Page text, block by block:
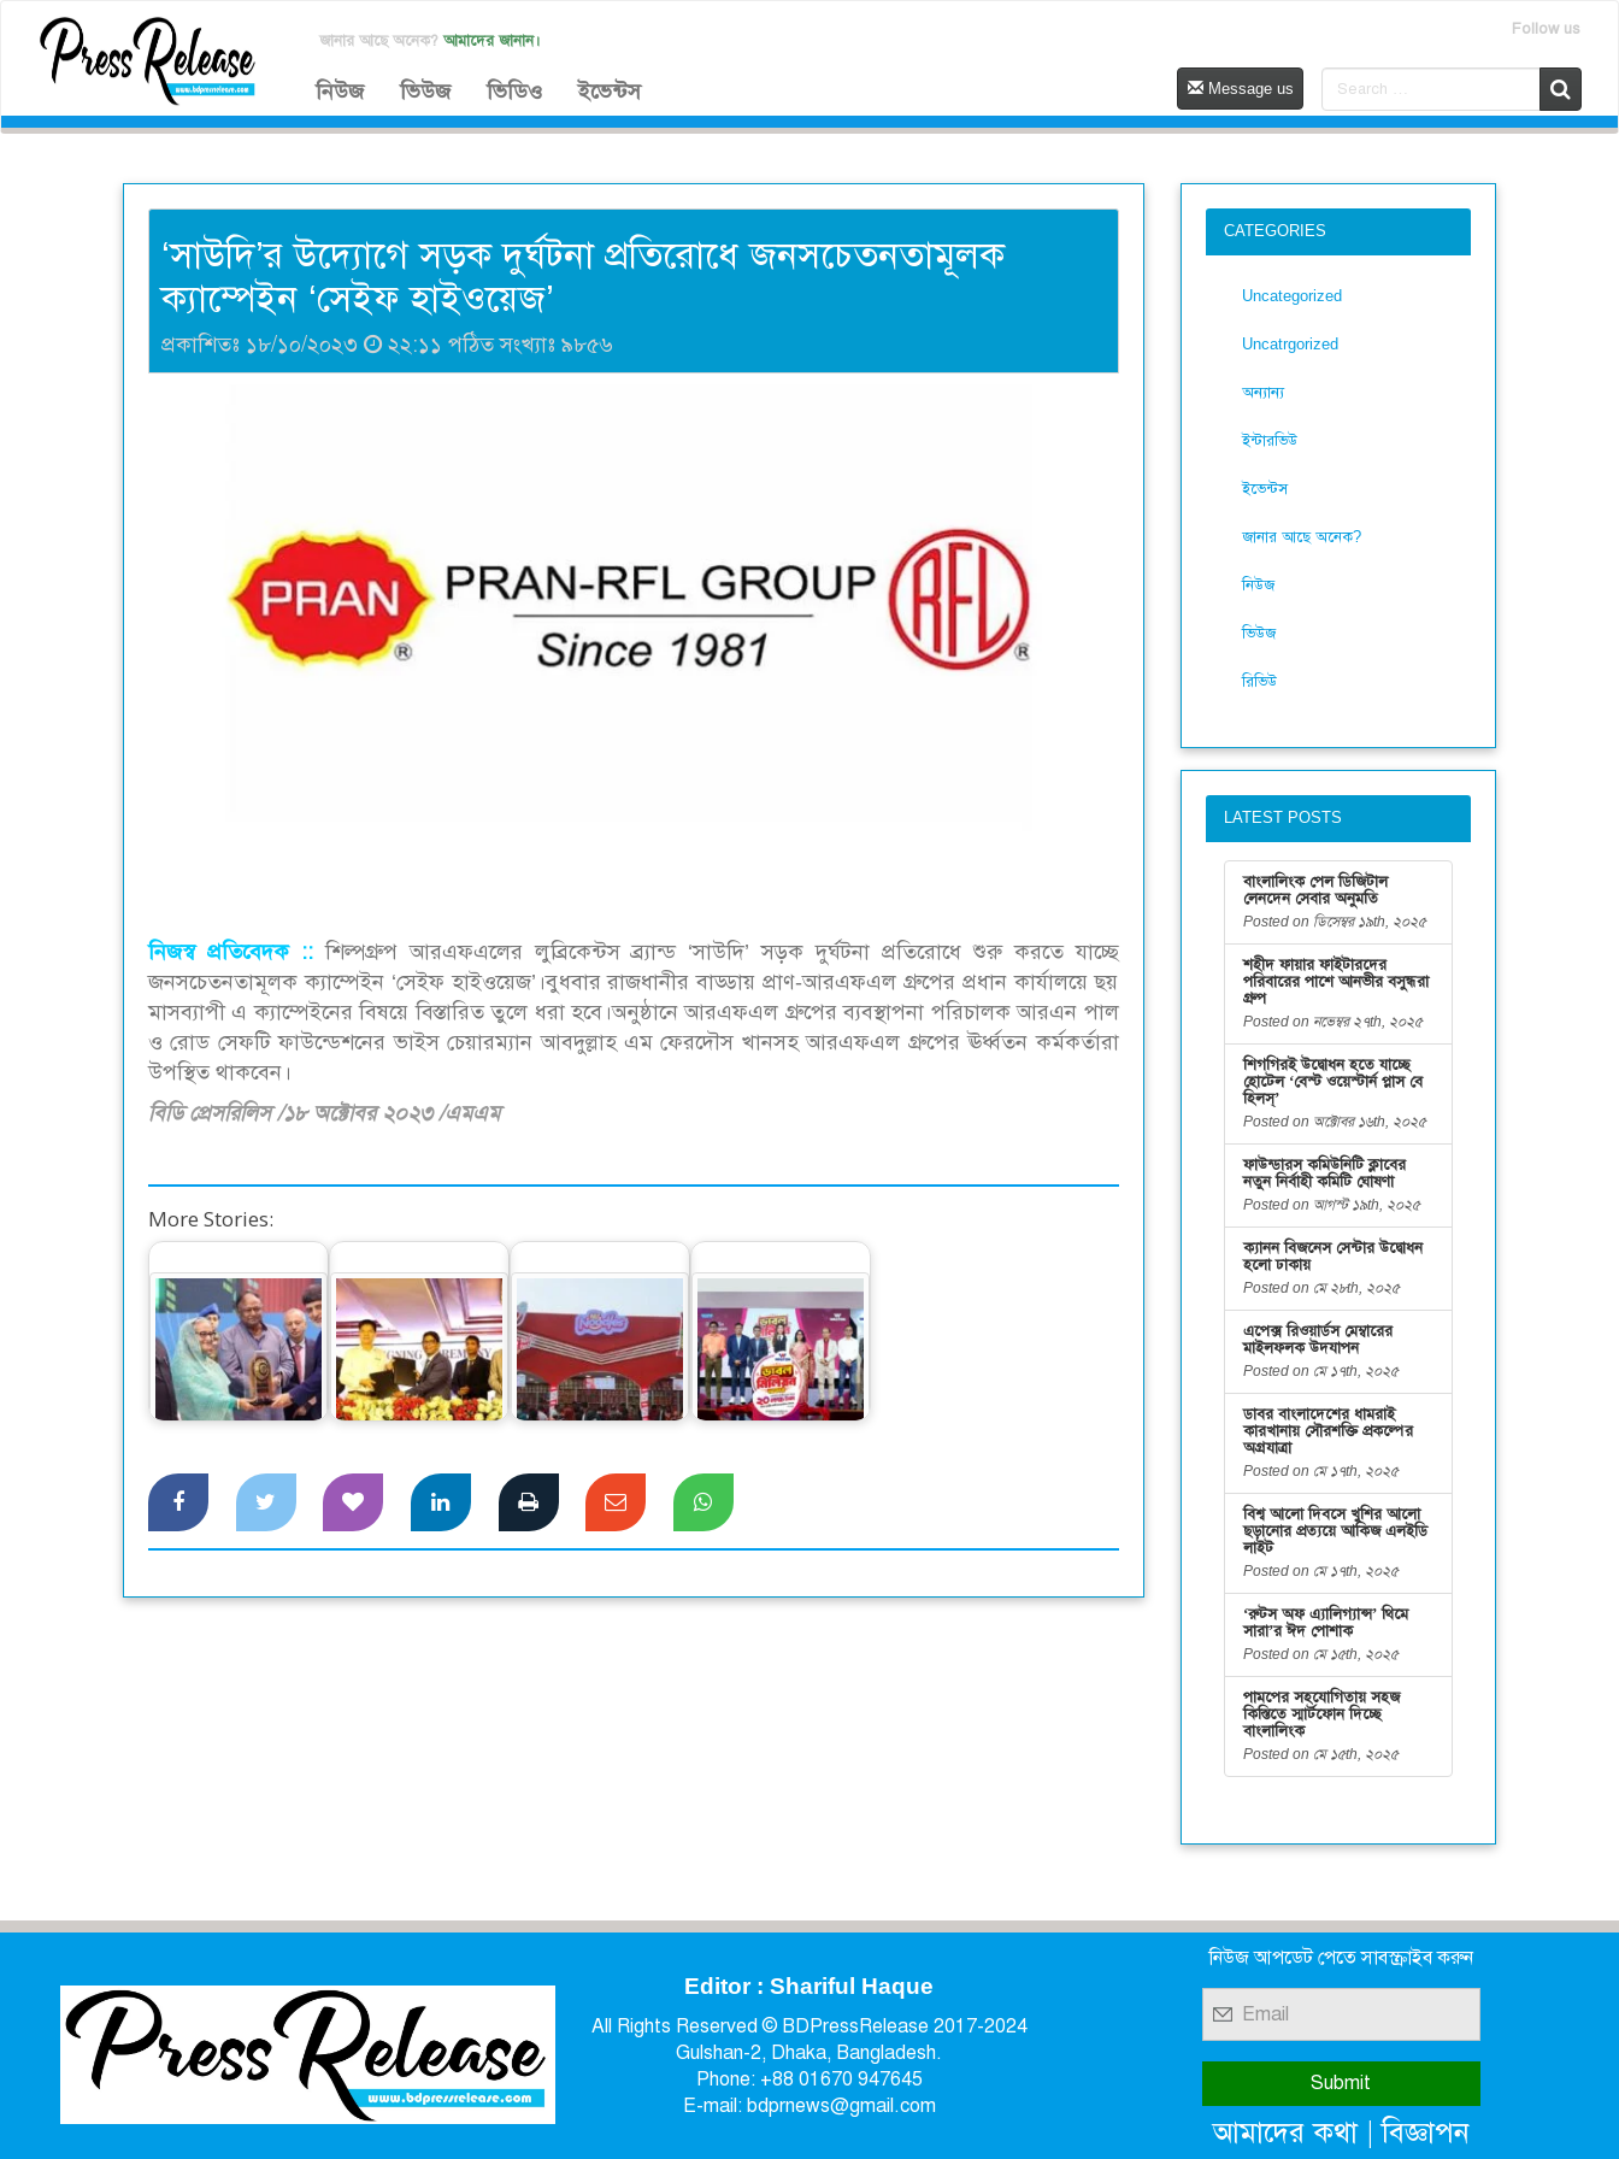
জানার আছে অনেক? আমাদের জানান।
Follow us
নিউজ ভিউজ ভিডিও ইভেন্টস Message us
‘সাউদি’র উদ্যোগে সড়ক দুর্ঘটনা প্রতিরোধে জনসচেতনতামূলক
ক্যাম্পেইন ‘সেইফ হাইওয়েজ’
প্রকাশিতঃ ১৮/১০/২০২৩ ২২:১১ পঠিত সংখ্যাঃ ৯৮৫৬
নিজস্ব প্রতিবেদক :: শিল্পগ্রুপ আরএফএলের লুব্রিকেন্টস ব্র্যান্ড ‘সাউদি’ সড়ক দুর্ঘটনা প্রতিরোধে শুরু করতে যাচ্ছে
জনসচেতনতামূলক ক্যাম্পেইন ‘সেইফ হাইওয়েজ’।বুধবার রাজধানীর বাড্ডায় প্রাণ-আরএফএল গ্রুপের প্রধান কার্যালয়ে ছয়
মাসব্যাপী এ ক্যাম্পেইনের বিষয়ে বিস্তারিত তুলে ধরা হবে।অনুষ্ঠানে আরএফএল গ্রুপের ব্যবস্থাপনা পরিচালক আরএন পাল
ও রোড সেফটি ফাউন্ডেশনের ভাইস চেয়ারম্যান আবদুল্লাহ এম ফেরদৌস খানসহ আরএফএল গ্রুপের ঊর্ধ্বতন কর্মকর্তারা
উপস্থিত থাকবেন।
বিডি প্রেসরিলিস /১৮ অক্টোবর ২০২৩ /এমএম
More Stories:
তিন স্বর্ণসহ সাতটি রপ্তানি
পদক পেল প্রাণ-
আরএফএল
চীনের হাইতিয়ান গ্রুপের
সঙ্গে আরএফএল-এর
চুক্তি
খাদ্যপণ্যের বিশাল
সমাহার নিয়ে বাণিজ্য
মেলায় প্রাণ
ওয়ালটন পণ্য কিনে ২০
লাখ টাকা পাওয়ার
সুযোগ
CATEGORIES
Uncategorized
Uncatrgorized
অন্যান্য
ইন্টারভিউ
ইভেন্টস
জানার আছে অনেক?
নিউজ
ভিউজ
রিভিউ
LATEST POSTS
বাংলালিংক পেল ডিজিটাল
লেনদেন সেবার অনুমতি
Posted on ডিসেম্বর ১৯th, ২০২৫
শহীদ ফায়ার ফাইটারদের
পরিবারের পাশে আনভীর বসুন্ধরা
গ্রুপ
Posted on নভেম্বর ২৭th, ২০২৫
শিগগিরই উদ্বোধন হতে যাচ্ছে
হোটেল ‘বেস্ট ওয়েস্টার্ন প্লাস বে
হিলস্’
Posted on অক্টোবর ১৬th, ২০২৫
ফাউন্ডারস কমিউনিটি ক্লাবের
নতুন নির্বাহী কমিটি ঘোষণা
Posted on আগস্ট ১৯th, ২০২৫
ক্যানন বিজনেস সেন্টার উদ্বোধন
হলো ঢাকায়
Posted on মে ২৮th, ২০২৫
এপেক্স রিওয়ার্ডস মেম্বারের
মাইলফলক উদযাপন
Posted on মে ১৭th, ২০২৫
ডাবর বাংলাদেশের ধামরাই
কারখানায় সৌরশক্তি প্রকল্পের
অগ্রযাত্রা
Posted on মে ১৭th, ২০২৫
বিশ্ব আলো দিবসে খুশির আলো
ছড়ানোর প্রত্যয়ে আকিজ এলইডি
লাইট
Posted on মে ১৭th, ২০২৫
‘রুটস অফ এ্যালিগ্যান্স’ থিমে
সারা’র ঈদ পোশাক
Posted on মে ১৫th, ২০২৫
পামপের সহযোগিতায় সহজ
কিস্তিতে স্মার্টফোন দিচ্ছে
বাংলালিংক
Posted on মে ১৫th, ২০২৫
Editor : Shariful Haque
All Rights Reserved © BDPressRelease 2017-2024
Gulshan-2, Dhaka, Bangladesh.
Phone: +88 01670 947645
E-mail: bdprnews@gmail.com
নিউজ আপডেট পেতে সাবস্ক্রাইব করুন
আমাদের কথা|বিজ্ঞাপন